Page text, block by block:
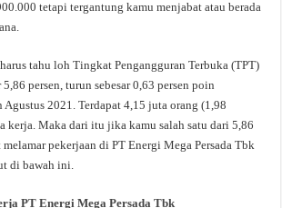
tetapi tergantung kamu menjabat atau berada
tahu loh Tingkat Pengangguran Terbuka (TPT)
persen, turun sebesar 0,63 persen poin
2021. Terdapat 4,15 juta orang (1,98
kerja. Maka dari itu jika kamu salah satu dari 5,86
pekerjaan di PT Energi Mega Persada Tbk
di bawah ini.
PT Energi Mega Persada Tbk